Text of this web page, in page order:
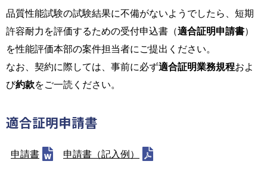
品質性能試験の試験結果に不備がないようでしたら、短期
許容耐力を評価するための受付申込書（適合証明申請書）
を性能評価本部の案件担当者にご提出ください。
なお、契約に際しては、事前に必ず適合証明業務規程およ
び約款をご一読ください。
適合証明申請書
申請書 申請書（記入例）